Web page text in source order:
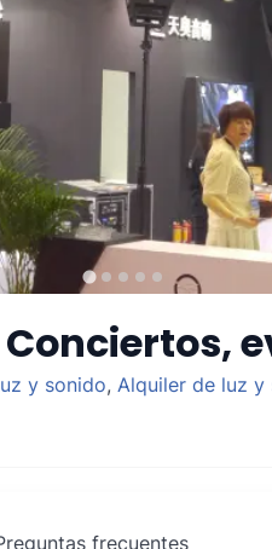
y sonido, Alquiler de luz y
frecuentes